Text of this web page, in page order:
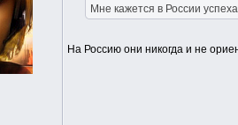
Мне кажется в России
На Россию они никогда и не